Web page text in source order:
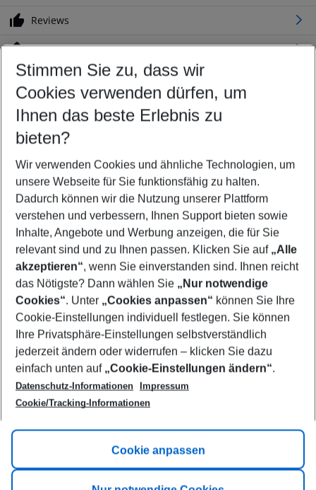
Reviews
Location
Customize your offer
Find the perfect deal which suits your best
Your departure airport
Any airport
Select your date range
10/08/26–08/08/27 5-8 nights
Who will travel
2 adults No children
Show more filter
Footer
Footer navigation
Title A
Link A
Stimmen Sie zu, dass wir
Cookies verwenden dürfen, um
Ihnen das beste Erlebnis zu
bieten?
Wir verwenden Cookies und ähnliche Technologien, um
unsere Webseite für Sie funktionsfähig zu halten.
Dadurch können wir die Nutzung unserer Plattform
verstehen und verbessern, Ihnen Support bieten sowie
Inhalte, Angebote und Werbung anzeigen, die für Sie
relevant sind und zu Ihnen passen. Klicken Sie auf „Alle
akzeptieren“, wenn Sie einverstanden sind. Ihnen reicht
das Nötigste? Dann wählen Sie „Nur notwendige
Cookies“. Unter „Cookies anpassen“ können Sie Ihre
Cookie-Einstellungen individuell festlegen. Sie können
Ihre Privatsphäre-Einstellungen selbstverständlich
jederzeit ändern oder widerrufen – klicken Sie dazu
einfach unten auf „Cookie-Einstellungen ändern“.
Datenschutz-Informationen
Impressum
Cookie/Tracking-Informationen
Cookie anpassen